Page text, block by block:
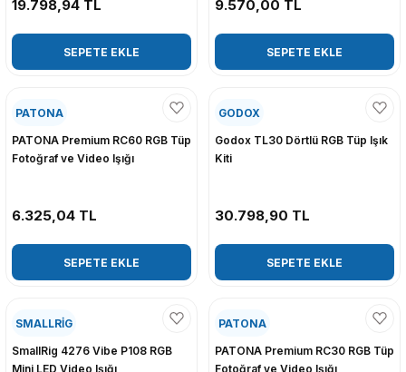
19.798,94 TL
SEPETE EKLE
9.570,00 TL
SEPETE EKLE
PATONA
PATONA Premium RC60 RGB Tüp
Fotoğraf ve Video Işığı
6.325,04 TL
SEPETE EKLE
GODOX
Godox TL30 Dörtlü RGB Tüp Işık
Kiti
30.798,90 TL
SEPETE EKLE
SMALLRİG
SmallRig 4276 Vibe P108 RGB
Mini LED Video Işığı
PATONA
PATONA Premium RC30 RGB Tüp
Fotoğraf ve Video Işığı